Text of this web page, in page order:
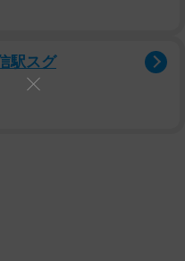
駅スグ